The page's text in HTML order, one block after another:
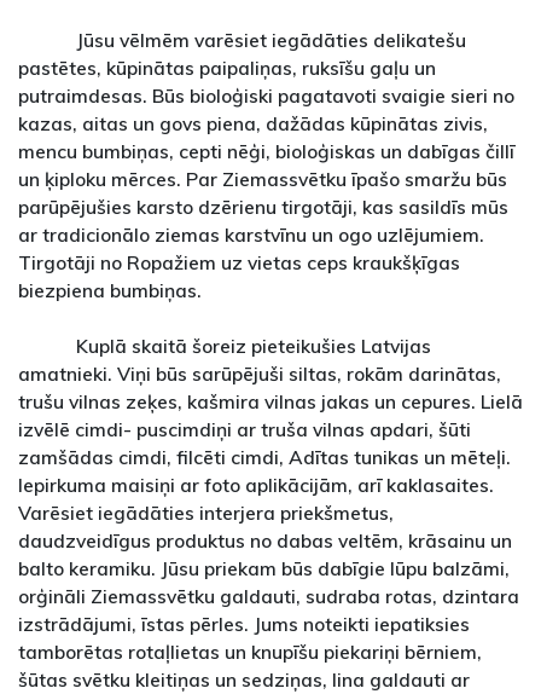
Jūsu vēlmēm varēsiet iegādāties delikatešu
pastētes, kūpinātas paipaliņas, ruksīšu gaļu un
putraimdesas. Būs bioloģiski pagatavoti svaigie sieri no
kazas, aitas un govs piena, dažādas kūpinātas zivis,
mencu bumbiņas, cepti nēģi, bioloģiskas un dabīgas čillī
un ķiploku mērces. Par Ziemassvētku īpašo smaržu būs
parūpējušies karsto dzērienu tirgotāji, kas sasildīs mūs
ar tradicionālo ziemas karstvīnu un ogo uzlējumiem.
Tirgotāji no Ropažiem uz vietas ceps kraukšķīgas
biezpiena bumbiņas.
Kuplā skaitā šoreiz pieteikušies Latvijas
amatnieki. Viņi būs sarūpējuši siltas, rokām darinātas,
trušu vilnas zeķes, kašmira vilnas jakas un cepures. Lielā
izvēlē cimdi- puscimdiņi ar truša vilnas apdari, šūti
zamšādas cimdi, filcēti cimdi, Adītas tunikas un mēteļi.
Iepirkuma maisiņi ar foto aplikācijām, arī kaklasaites.
Varēsiet iegādāties interjera priekšmetus,
daudzveidīgus produktus no dabas veltēm, krāsainu un
balto keramiku. Jūsu priekam būs dabīgie lūpu balzāmi,
orģināli Ziemassvētku galdauti, sudraba rotas, dzintara
izstrādājumi, īstas pērles. Jums noteikti iepatiksies
tamborētas rotaļlietas un knupīšu piekariņi bērniem,
šūtas svētku kleitiņas un sedziņas, lina galdauti ar